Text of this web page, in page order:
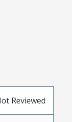
Reviewed